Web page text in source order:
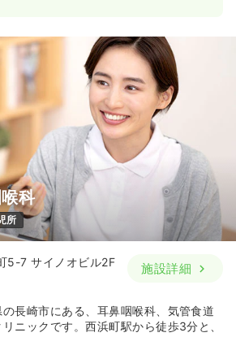
科
所
5-7 サイノオビル2F
施設詳細
の長崎市にある、耳鼻咽喉科、気管食道
ニックです。西浜町駅から徒歩3分と、